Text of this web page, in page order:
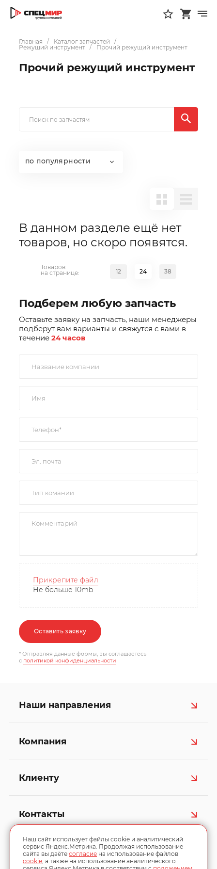
Главная
Каталог запчастей
Режущий инструмент
Прочий режущий инструмент
Прочий режущий инструмент
по популярности
В данном разделе ещё нет
товаров, но скоро появятся.
Товаров
на странице:
12 24 38
Подберем любую запчасть
Оставьте заявку на запчасть, наши менеджеры
подберут вам варианты и свяжутся с вами в
течение 24 часов
Прикрепите файл
Не больше 10mb
Оставить заявку
* Отправляя данные формы, вы соглашаетесь
c политикой конфиденциальности
Наши направления
Компания
Клиенту
Контакты
Наш сайт использует файлы cookie и аналитический
сервис Яндекс.Метрика. Продолжая использование
сайта вы даёте согласие на использование файлов
cookie, а также на использование аналитического